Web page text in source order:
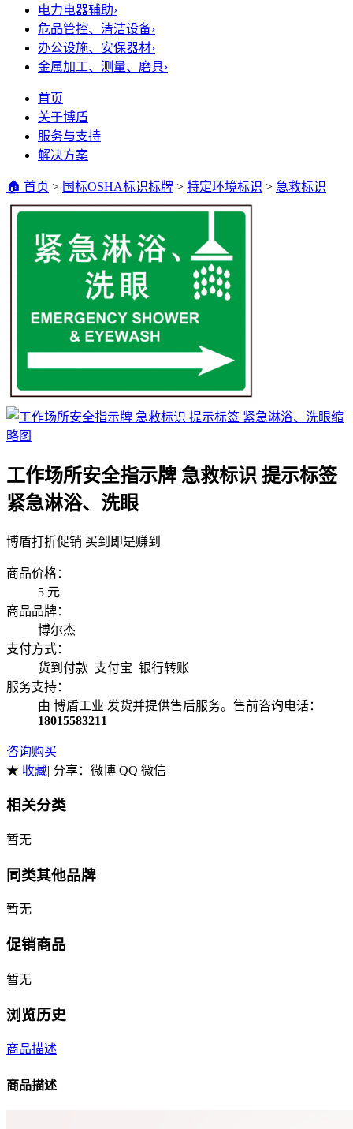
电力电器辅助›
危品管控、清洁设备›
办公设施、安保器材›
金属加工、测量、磨具›
首页
关于博盾
服务与支持
解决方案
🏠 首页 > 国标OSHA标识标牌 > 特定环境标识 > 急救标识
工作场所安全指示牌 急救标识 提示标签
紧急淋浴、洗眼
博盾打折促销 买到即是赚到
商品价格：
5 元
商品品牌：
博尔杰
支付方式：
货到付款 支付宝 银行转账
服务支持：
由 博盾工业 发货并提供售后服务。售前咨询电话：
18015583211
咨询购买
★ 收藏| 分享： 微博 QQ 微信
相关分类
暂无
同类其他品牌
暂无
促销商品
暂无
浏览历史
商品描述
商品描述